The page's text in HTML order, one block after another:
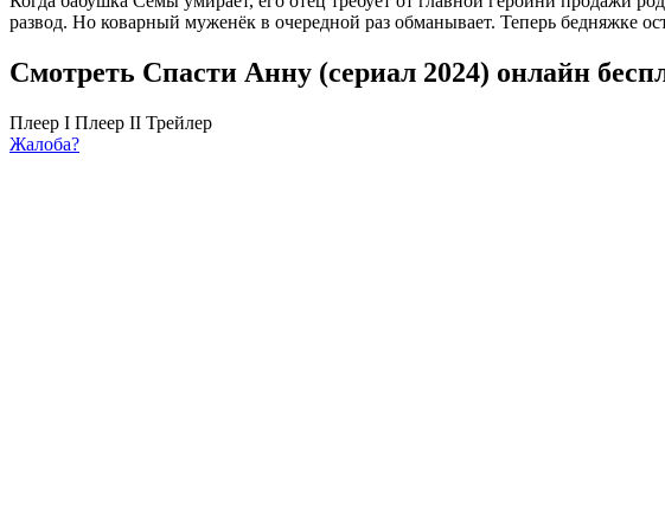
развод. Но коварный муженёк в очередной раз обманывает. Теперь бедняжке
Смотреть Спасти Анну (сериал 2024) онлайн
Плеер I Плеер II Трейлер
Жалоба?